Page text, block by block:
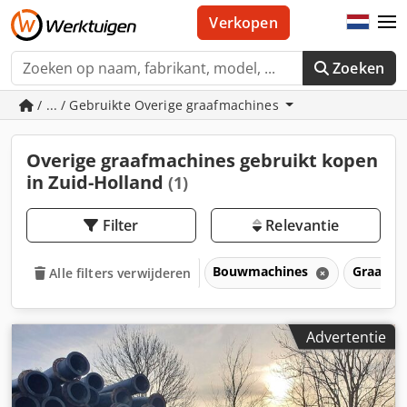
Zoeken
Verkopen
/ ... / Gebruikte Overige graafmachines
Overige graafmachines gebruikt kopen
in Zuid-Holland (1)
Filter Relevantie
Alle filters verwijderen Bouwmachines
Advertentie